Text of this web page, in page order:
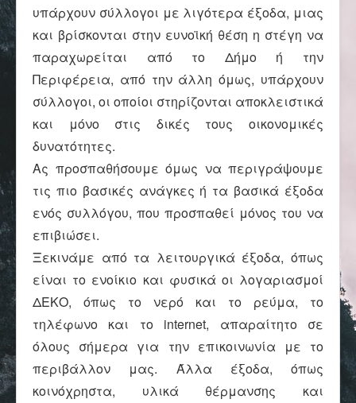
Επικοινωνία
υπάρχουν σύλλογοι με λιγότερα έξοδα, μιας
και βρίσκονται στην ευνοϊκή θέση η στέγη να
παραχωρείται από το Δήμο ή την
Περιφέρεια, από την άλλη όμως, υπάρχουν
σύλλογοι, οι οποίοι στηρίζονται αποκλειστικά
και μόνο στις δικές τους οικονομικές
δυνατότητες.
Ας προσπαθήσουμε όμως να περιγράψουμε
τις πιο βασικές ανάγκες ή τα βασικά έξοδα
ενός συλλόγου, που προσπαθεί μόνος του να
επιβιώσει.
Ξεκινάμε από τα λειτουργικά έξοδα, όπως
είναι το ενοίκιο και φυσικά οι λογαριασμοί
ΔΕΚΟ, όπως το νερό και το ρεύμα, το
τηλέφωνο και το internet, απαραίτητο σε
όλους σήμερα για την επικοινωνία με το
περιβάλλον μας. Άλλα έξοδα, όπως
κοινόχρηστα, υλικά θέρμανσης και